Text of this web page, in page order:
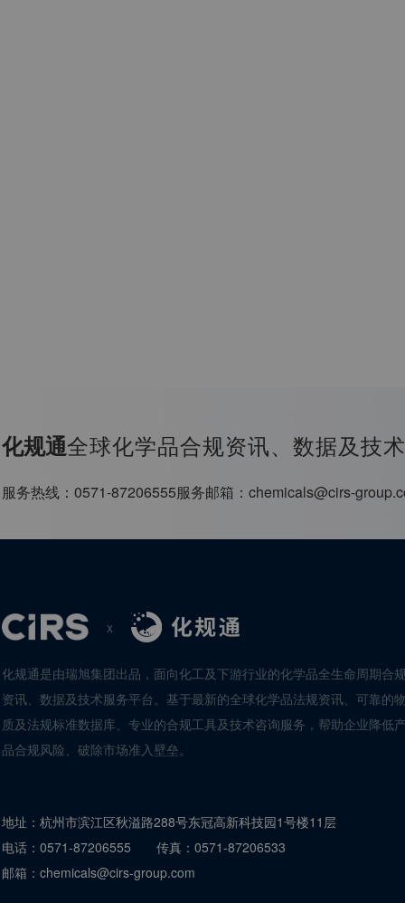
化规通全球化学品合规资讯、数据及技
服务热线： 0571-87206555服务邮箱： chemicals@cirs-
x
化规通是由瑞旭集团出品，面向化工及下游行业的化学品全生命周期合
资讯、数据及技术服务平台。基于最新的全球化学品法规资讯、可靠的
质及法规标准数据库、专业的合规工具及技术咨询服务，帮助企业降低
品合规风险、破除市场准入壁垒。
地址： 杭州市滨江区秋溢路288号东冠高新科技园1号楼11层
电话： 0571-87206555 传真： 0571-87206533
邮箱： chemicals@cirs-group.com